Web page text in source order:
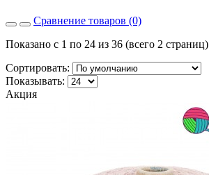
Сравнение товаров (0)
Показано с 1 по 24 из 36 (всего 2 страниц)
Сортировать:
Показывать:
Акция